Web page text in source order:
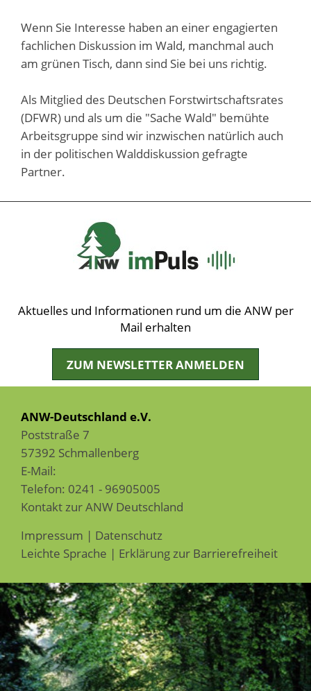
Wenn Sie Interesse haben an einer engagierten
fachlichen Diskussion im Wald, manchmal auch
am grünen Tisch, dann sind Sie bei uns richtig.
Als Mitglied des Deutschen Forstwirtschaftsrates
(DFWR) und als um die "Sache Wald" bemühte
Arbeitsgruppe sind wir inzwischen natürlich auch
in der politischen Walddiskussion gefragte
Partner.
Aktuelles und Informationen rund um die ANW per
Mail erhalten
ZUM NEWSLETTER ANMELDEN
ANW-Deutschland e.V.
Poststraße 7
57392 Schmallenberg
E-Mail:
Telefon: 0241 - 96905005
Kontakt zur ANW Deutschland
Impressum | Datenschutz
Leichte Sprache | Erklärung zur Barrierefreiheit